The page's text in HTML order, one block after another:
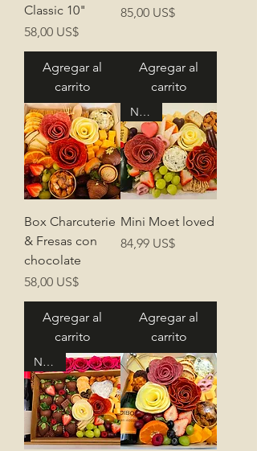
Classic 10"
Precio
58,00 US$
Agregar al
carrito
Precio
85,00 US$
Agregar al
carrito
Box Charcuterie
& Fresas con
chocolate
Precio
58,00 US$
Agregar al
carrito
Nuevo
Mini Moet loved
Precio
84,99 US$
Agregar al
carrito
Nuevo